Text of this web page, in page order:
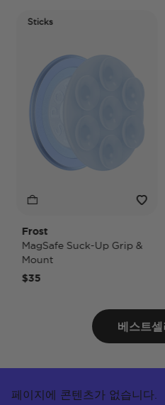
Sticks
Frost
MagSafe Suck-Up Grip &
Mount
$35
베스트
페이지에 콘텐츠가 없습니다.